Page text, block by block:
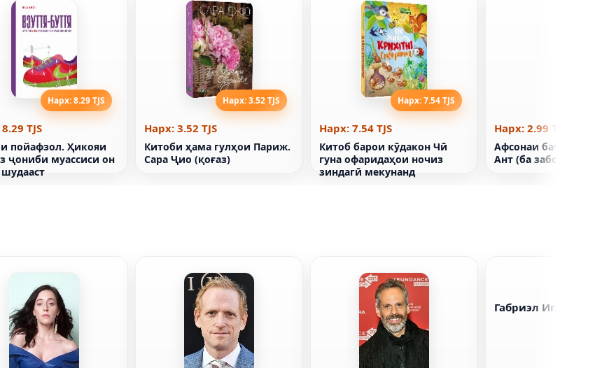
Нарх: 8.29 TJS
TJS
пойафзол. Ҳикояи
ҷониби муассиси он
шудааст
Нарх: 3.52 TJS
Нарх: 3.52 TJS
Китоби ҳама гулҳои Париж.
Сара Ҷио (қоғаз)
Нарх: 7.54 TJS
Нарх: 7.54 TJS
Китоб барои кӯдакон Чӣ
гуна офаридаҳои ночиз
зиндагӣ мекунанд
Нарх: 2.99 TJS
Афсонаи бачагона
Ант (ба забони русӣ)
Габриэл Иглесяс